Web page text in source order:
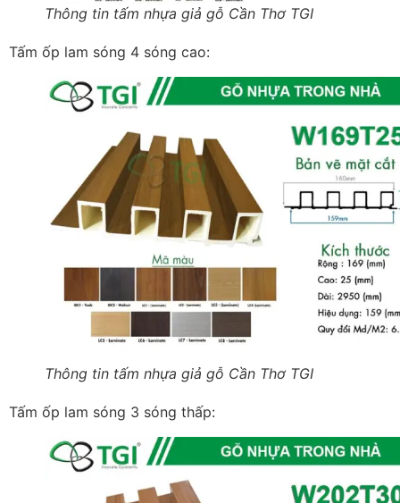
Thông tin tấm nhựa giả gỗ Cần Thơ TGI
Tấm ốp lam sóng 4 sóng cao:
Thông tin tấm nhựa giả gỗ Cần Thơ TGI
Tấm ốp lam sóng 3 sóng thấp: